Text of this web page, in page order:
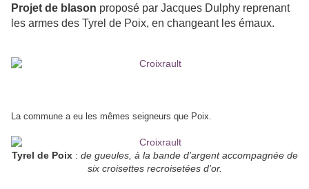
Projet de blason proposé par Jacques Dulphy reprenant
les armes des Tyrel de Poix, en changeant les émaux.
La commune a eu les mêmes seigneurs que Poix.
Tyrel de Poix: de gueules, à la bande d'argent accompagnée de
six croisettes recroisetées d'or.